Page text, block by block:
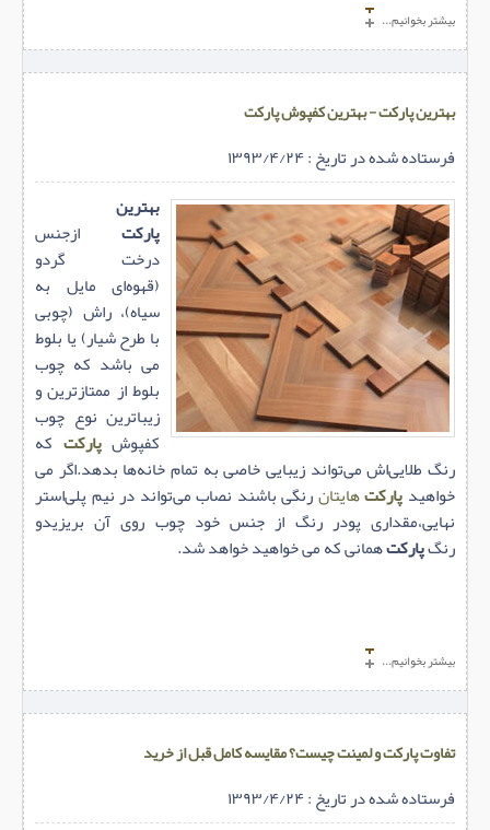
بیشتر بخوانیم...
بهترین پارکت - بهترین کفپوش پارکت
فرستاده شده در تاریخ : ۱۳۹۳/۴/۲۴
بهترین
پارکت ازجنس
درخت گردو
(قهوه‌ای مایل به
سیاه)، راش (چوبی
با طرح شیار) یا بلوط
می باشد که چوب
بلوط از ممتازترین و
زیباترین نوع چوب
کفپوشپارکت که
رنگ طلایی‌اش می‌تواند زیبایی خاصی به تمام خانه‌ها بدهد.اگر می
خواهید پارکت‌هایتانرنگی باشند نصاب می‌تواند در نیم پلی‌استر
نهایی،مقداری پودر رنگ از جنس خود چوب روی آن بریزیدو
رنگپارکتهمانی که می خواهید خواهد شد.
بیشتر بخوانیم...
تفاوت پارکت و لمینت چیست؟ مقایسه کامل قبل از خرید
فرستاده شده در تاریخ : ۱۳۹۳/۴/۲۴